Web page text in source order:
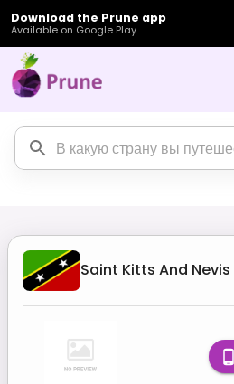
Download the Prune app
Available on Google Play
Saint Kitts And Nevis